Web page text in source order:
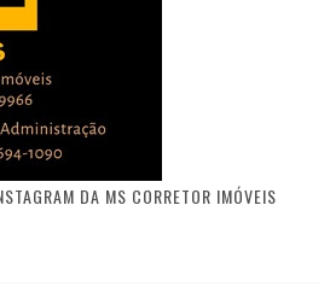
DA MS CORRETOR IMÓVEIS